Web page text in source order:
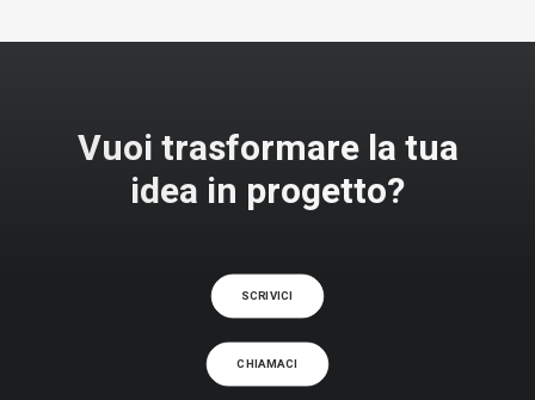
Vuoi trasformare la tua
idea in progetto?
SCRIVICI
CHIAMACI